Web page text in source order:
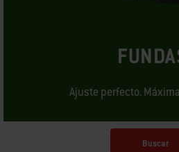
Ajuste perfecto.
Buscar